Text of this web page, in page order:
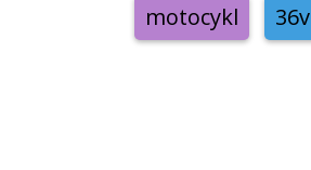
motocykl
36v